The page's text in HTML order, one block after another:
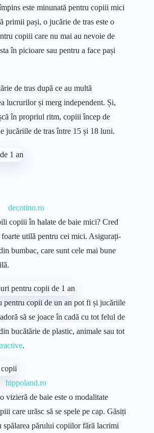
este minunată pentru copiii mici
primii pași, o jucărie de tras este o
copiii care nu mai au nevoie de
în picioare sau pentru a face pași
de tras după ce au multă
lucrurilor și merg independent. Și,
în propriul ritm, copiii încep de
jucăriile de tras între 15 și 18 luni.
decotino.ro
copiii în halate de baie mici? Cred
foarte utilă pentru cei mici. Asigurați-
bumbac, care sunt cele mai bune
pentru copii de un an pot fi și jucăriile
să se joace în cadă cu tot felul de
bucătărie de plastic, animale sau tot
.
hippoland.ro
vizieră de baie este o modalitate
care urăsc să se spele pe cap. Găsiți
spălarea părului copiilor fără lacrimi